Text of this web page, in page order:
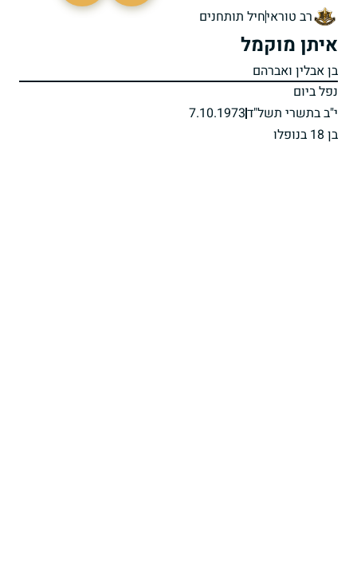
רב טוראיחיל תותחנים
איתן מוקמל
בן אבלין ואברהם
נפל ביום
י"ב בתשרי תשל"ד7.10.1973
בן 18 בנופלו